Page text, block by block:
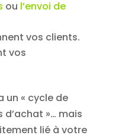
ou l’envoi de
vos clients.
vos
un « cycle de
d’achat »… mais
lié à votre